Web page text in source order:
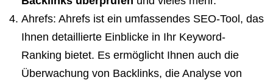
Ahrefs: Ahrefs ist ein umfassendes SEO-Tool, das
Ihnen detaillierte Einblicke in Ihr Keyword-
Ranking bietet. Es ermöglicht Ihnen auch die
Überwachung von Backlinks, die Analyse von